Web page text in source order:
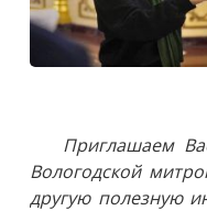
Приглашаем
Вологодской
другую полезную